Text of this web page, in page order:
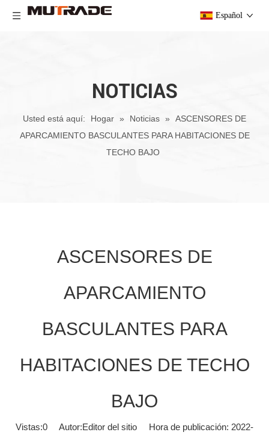
Español
NOTICIAS
Usted está aquí: Hogar » Noticias » ASCENSORES DE
APARCAMIENTO BASCULANTES PARA HABITACIONES DE
TECHO BAJO
ASCENSORES DE
APARCAMIENTO
BASCULANTES PARA
HABITACIONES DE TECHO
BAJO
Vistas:0 Autor:Editor del sitio Hora de publicación: 2022-